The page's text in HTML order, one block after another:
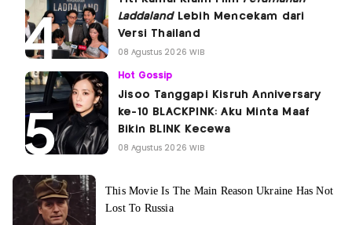
LaddalandLebih Mencekam dari
Versi Thailand
08 Agustus 2026 WIB
Hot Gossip
Jisoo Tanggapi Kisruh Anniversary
ke-10 BLACKPINK: Aku Minta Maaf
Bikin BLINK Kecewa
08 Agustus 2026 WIB